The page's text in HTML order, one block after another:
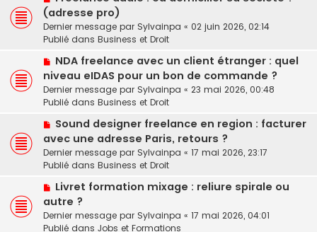
s
a
g
a
u
m
s
s
a
g
o
u
v
a
u
m
e
s
a
g
e
(adresse pro)
Dernier message par Sylvainpa « 02 juin 2026, 02:14
Publié dans Business et Droit
N
o
u
v
a
u
m
e
s
a
g
e
NDA freelance avec un client étranger : quel
niveau eIDAS pour un bon de commande ?
Dernier message par Sylvainpa « 23 mai 2026, 00:48
Publié dans Business et Droit
N
o
u
v
a
u
m
e
Sound designer freelance en region : facturer
avec une adresse Paris, retours ?
Dernier message par Sylvainpa « 17 mai 2026, 23:17
Publié dans Business et Droit
N
o
u
v
Livret formation mixage : reliure spirale ou
autre ?
Dernier message par Sylvainpa « 17 mai 2026, 04:01
Publié dans Jobs et Formations